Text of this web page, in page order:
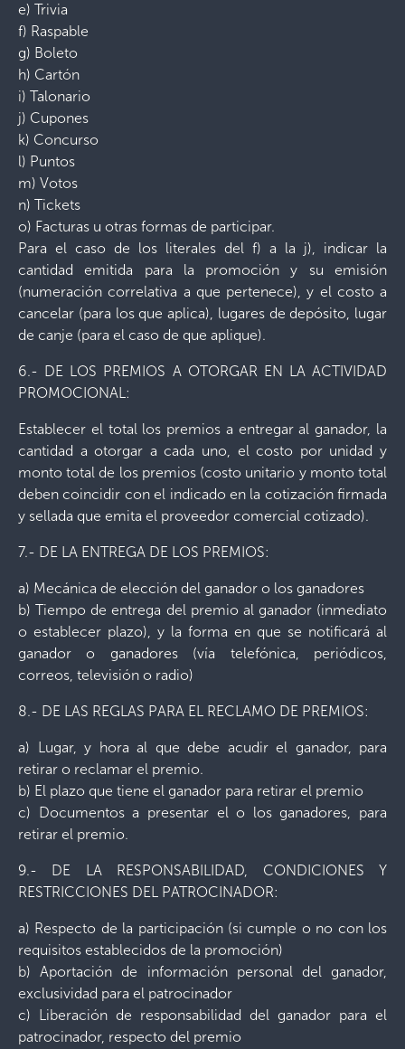
e) Trivia
f) Raspable
g) Boleto
h) Cartón
i) Talonario
j) Cupones
k) Concurso
l) Puntos
m) Votos
n) Tickets
o) Facturas u otras formas de participar.
Para el caso de los literales del f) a la j), indicar la
cantidad emitida para la promoción y su emisión
(numeración correlativa a que pertenece), y el costo a
cancelar (para los que aplica), lugares de depósito, lugar
de canje (para el caso de que aplique).
6.- DE LOS PREMIOS A OTORGAR EN LA ACTIVIDAD
PROMOCIONAL:
Establecer el total los premios a entregar al ganador, la
cantidad a otorgar a cada uno, el costo por unidad y
monto total de los premios (costo unitario y monto total
deben coincidir con el indicado en la cotización firmada
y sellada que emita el proveedor comercial cotizado).
7.- DE LA ENTREGA DE LOS PREMIOS:
a) Mecánica de elección del ganador o los ganadores
b) Tiempo de entrega del premio al ganador (inmediato
o establecer plazo), y la forma en que se notificará al
ganador o ganadores (vía telefónica, periódicos,
correos, televisión o radio)
8.- DE LAS REGLAS PARA EL RECLAMO DE PREMIOS:
a) Lugar, y hora al que debe acudir el ganador, para
retirar o reclamar el premio.
b) El plazo que tiene el ganador para retirar el premio
c) Documentos a presentar el o los ganadores, para
retirar el premio.
9.- DE LA RESPONSABILIDAD, CONDICIONES Y
RESTRICCIONES DEL PATROCINADOR:
a) Respecto de la participación (si cumple o no con los
requisitos establecidos de la promoción)
b) Aportación de información personal del ganador,
exclusividad para el patrocinador
c) Liberación de responsabilidad del ganador para el
patrocinador, respecto del premio